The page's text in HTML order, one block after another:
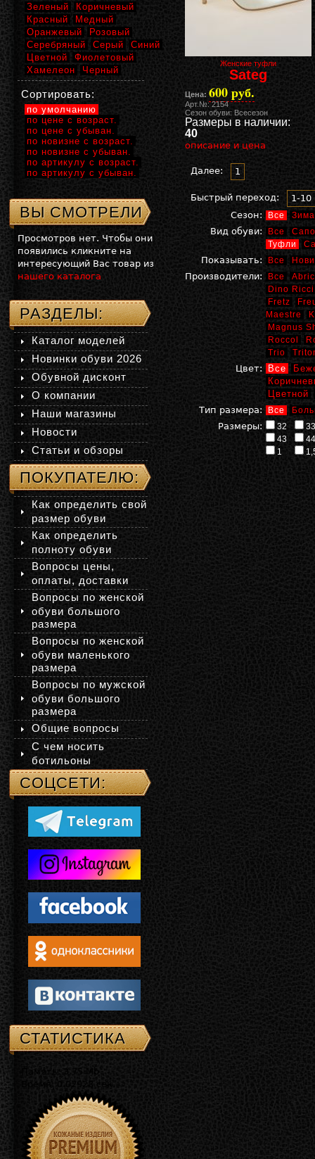
Женские туфли
Sateg
Цена: 600 руб.
Арт.№: 2154
Сезон обуви: Всесезон
Размеры в наличии:
40
описание и цена
Далее: 1
Быстрый переход:
1-10
Сезон:
Все Зима
Вид обуви: Все
Туфли
Показывать: Все
Производители: Все
Dino Ricci
Fretz
Maestre
Magnus
Roccol
Trio
Цвет: Все
Цветной
Тип размера:
Все
Размеры: 32
33
43
44
1
Зеленый
Коричневый
Красный
Медный
Оранжевый
Розовый
Серебряный
Серый
Синий
Цветной
Фиолетовый
Хамелеон
Черный
Сортировать:
по умолчанию
по цене с возраст.
по цене с убыван.
по новизне с возраст.
по новизне с убыван.
по артикулу с возраст.
по артикулу с убыван.
ВЫ СМОТРЕЛИ
Просмотров нет. Чтобы они
появились кликните на
интересующий Вас товар из
нашего каталога
РАЗДЕЛЫ:
Каталог моделей
Новинки обуви 2026
Обувной дисконт
О компании
Наши магазины
Новости
Статьи и обзоры
ПОКУПАТЕЛЮ:
Как определить свой
размер обуви
Как определить
полноту обуви
Вопросы цены,
оплаты, доставки
Вопросы по женской
обуви большого
размера
Вопросы по женской
обуви маленького
размера
Вопросы по мужской
обуви большого
размера
Общие вопросы
С чем носить
ботильоны
СОЦСЕТИ:
СТАТИСТИКА
Память: 3.75 Mb
Время: 0.02928 сек.